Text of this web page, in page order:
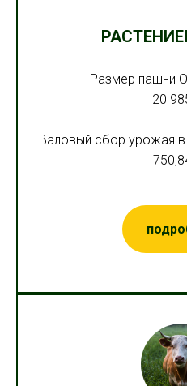
Размер пашни
20
Валовый сбор урожая в